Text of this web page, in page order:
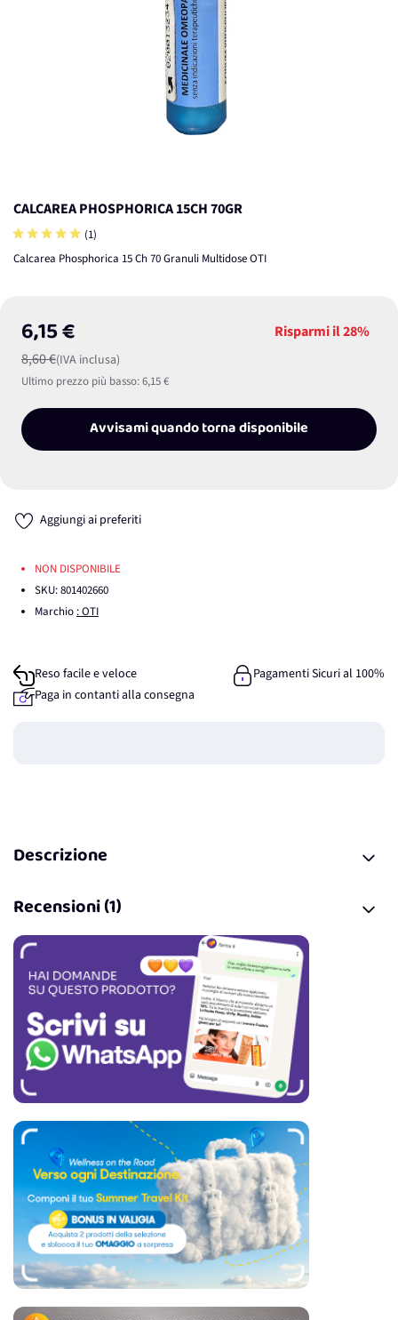
CALCAREA PHOSPHORICA 15CH 70GR
(1)
Calcarea Phosphorica 15 Ch 70 Granuli Multidose OTI
6,15 €
8,60 €(IVA inclusa)
Risparmi il28%
Ultimo prezzo più basso:6,15 €
Avvisami quando torna disponibile
Aggiungi ai preferiti
NON DISPONIBILE
SKU:801402660
Marchio : OTI
Reso facile e veloce
Pagamenti Sicuri al 100%
Paga in contanti alla consegna
Descrizione
Recensioni (1)